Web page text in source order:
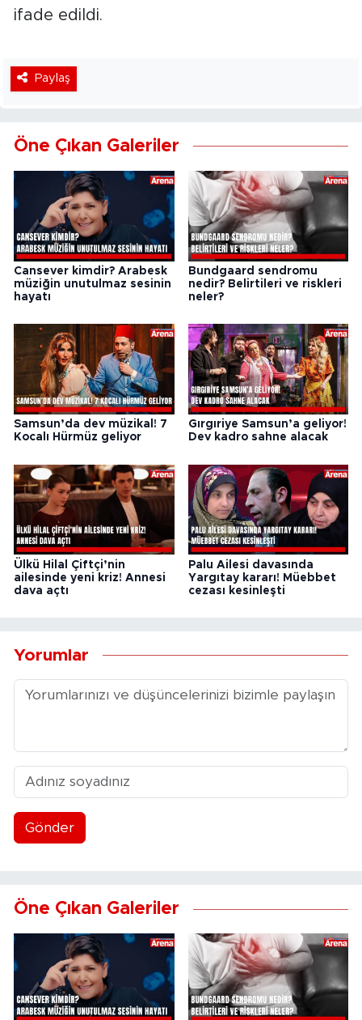
ifade edildi.
Paylaş
Öne Çıkan Galeriler
Cansever kimdir? Arabesk
müziğin unutulmaz sesinin
hayatı
Bundgaard sendromu
nedir? Belirtileri ve riskleri
neler?
Samsun’da dev müzikal! 7
Kocalı Hürmüz geliyor
Gırgıriye Samsun’a geliyor!
Dev kadro sahne alacak
Ülkü Hilal Çiftçi’nin
ailesinde yeni kriz! Annesi
dava açtı
Palu Ailesi davasında
Yargıtay kararı! Müebbet
cezası kesinleşti
Yorumlar
Gönder
Öne Çıkan Galeriler